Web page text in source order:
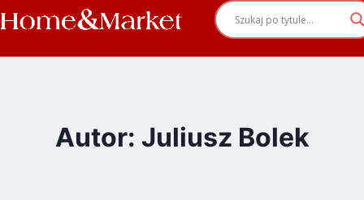
Autor: Juliusz Bolek